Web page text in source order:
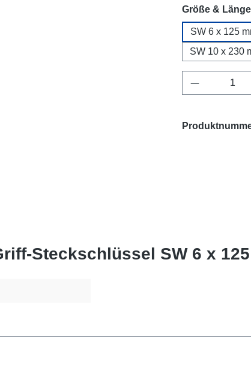
Größe & Länge
SW 6 x 125
SW 10 x 230
Produkt
Steckschlüssel SW 6 x